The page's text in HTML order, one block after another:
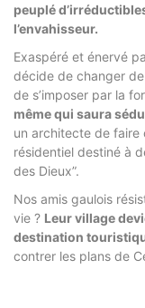
peuplé
l’envahisseur.
Exaspéré et énervé
décide de changer
de s’imposer par la
même qui saura
un architecte de faire
résidentiel destiné à
des Dieux”.
Nos amis gaulois
vie ? Leur village
destination
contrer les plans de